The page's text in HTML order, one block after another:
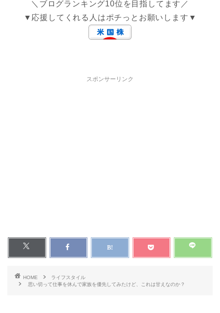
＼ブログランキング10位を目指してます／
▼応援してくれる人はポチっとお願いします▼
スポンサーリンク
HOME
ライフスタイル
思い切って仕事を休んで家族を優先してみたけど、これは甘えなのか？